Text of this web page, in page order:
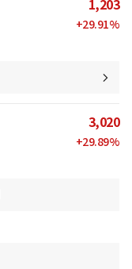
1,203
+29.91%
3,020
+29.89%